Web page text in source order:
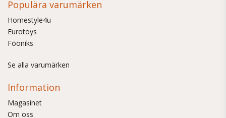
Populära varumärken
Homestyle4u
Eurotoys
Fööniks
Se alla varumärken
Information
Magasinet
Om oss